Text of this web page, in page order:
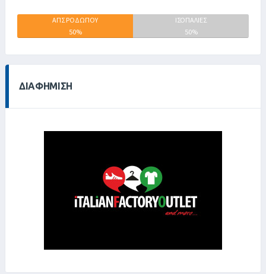
ΑΠΣ ΡΟΔΩΠΟΥ
50%
ΙΣΟΠΑΛΙΕΣ
50%
ΔΙΑΦΉΜΙΣΗ